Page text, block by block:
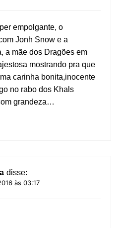
empolgante, o
Jonh Snow e a
a mãe dos Dragões em
mostrando pra que
carinha bonita,inocente
no rabo dos Khals
grandeza…
disse:
às 03:17